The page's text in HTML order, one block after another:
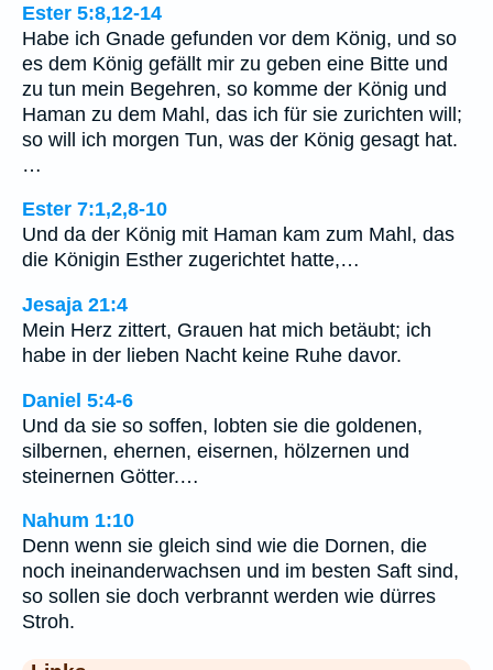
Ester 5:8,12-14
Habe ich Gnade gefunden vor dem König, und so
es dem König gefällt mir zu geben eine Bitte und
zu tun mein Begehren, so komme der König und
Haman zu dem Mahl, das ich für sie zurichten will;
so will ich morgen Tun, was der König gesagt hat.
…
Ester 7:1,2,8-10
Und da der König mit Haman kam zum Mahl, das
die Königin Esther zugerichtet hatte,…
Jesaja 21:4
Mein Herz zittert, Grauen hat mich betäubt; ich
habe in der lieben Nacht keine Ruhe davor.
Daniel 5:4-6
Und da sie so soffen, lobten sie die goldenen,
silbernen, ehernen, eisernen, hölzernen und
steinernen Götter.…
Nahum 1:10
Denn wenn sie gleich sind wie die Dornen, die
noch ineinanderwachsen und im besten Saft sind,
so sollen sie doch verbrannt werden wie dürres
Stroh.